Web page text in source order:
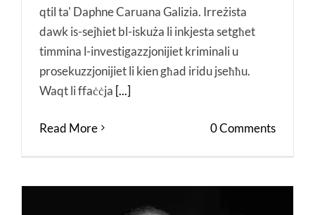
qtil ta' Daphne Caruana Galizia. Irreżista
dawk is-sejħiet bl-iskuża li inkjesta setgħet
timmina l-investigazzjonijiet kriminali u
prosekuzzjonijiet li kien għad iridu jseħħu.
Waqt li ffaċċja [...]
Read More 0 Comments